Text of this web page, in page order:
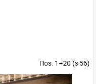
Поз. 1–20 (з 56)